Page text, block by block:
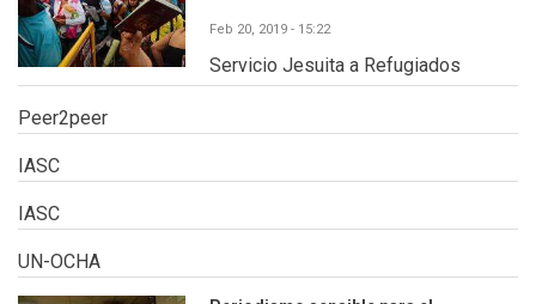
Feb 20, 2019 - 15:22
Servicio Jesuita a Refugiados
Peer2peer
IASC
IASC
UN-OCHA